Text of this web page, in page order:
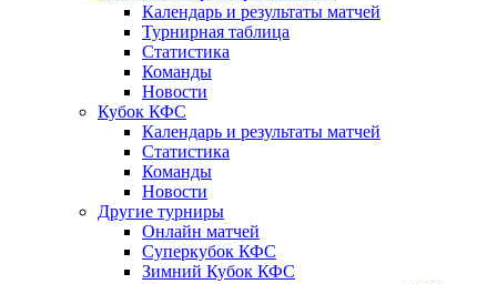
Календарь и результаты матчей
Турнирная таблица
Статистика
Команды
Новости
Кубок КФС
Календарь и результаты матчей
Статистика
Команды
Новости
Другие турниры
Онлайн матчей
Суперкубок КФС
Зимний Кубок КФС